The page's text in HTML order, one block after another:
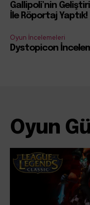
Gallipoli’nin
İle Röportaj Yaptık!
Oyun İncelemeleri
Dystopicon
Oyun